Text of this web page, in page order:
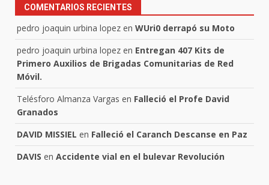
COMENTARIOS RECIENTES
pedro joaquin urbina lopez en WUri0 derrapó su Moto
pedro joaquin urbina lopez en Entregan 407 Kits de
Primero Auxilios de Brigadas Comunitarias de Red
Móvil.
Telésforo Almanza Vargas en Falleció el Profe David
Granados
DAVID MISSIEL en Falleció el Caranch Descanse en Paz
DAVIS en Accidente vial en el bulevar Revolución